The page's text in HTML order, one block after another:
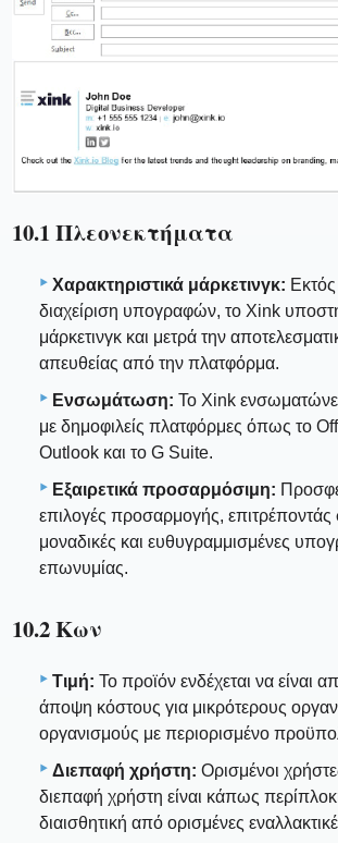
10.1 Πλεονεκτήματα
Χαρακτηριστικά μάρκετινγκ:
διαχείριση υπογραφών, το Xink
μάρκετινγκ και μετρά την
απευθείας από την πλατφόρμα.
Ενσωμάτωση: Το Xink
με δημοφιλείς πλατφόρμες όπως το
Outlook και το G Suite.
Εξαιρετικά προσαρμόσιμη:
επιλογές προσαρμογής, επιτρέποντάς
μοναδικές και ευθυγραμμισμένες
επωνυμίας.
10.2 Κων
Τιμή: Το προϊόν ενδέχεται να είναι
άποψη κόστους για μικρότερους
οργανισμούς με περιορισμένο
Διεπαφή χρήστη: Ορισμένοι
διεπαφή χρήστη είναι κάπως
διαισθητική από ορισμένες